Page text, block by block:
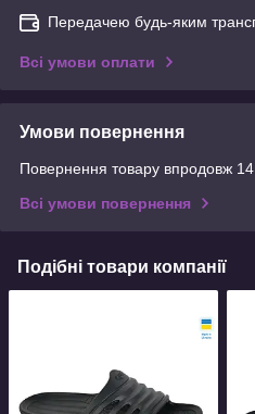
Передачею будь-яким
Всі умови оплати
Умови повернення
Повернення товару впродовж 14
Всі умови повернення
Подібні товари компанії